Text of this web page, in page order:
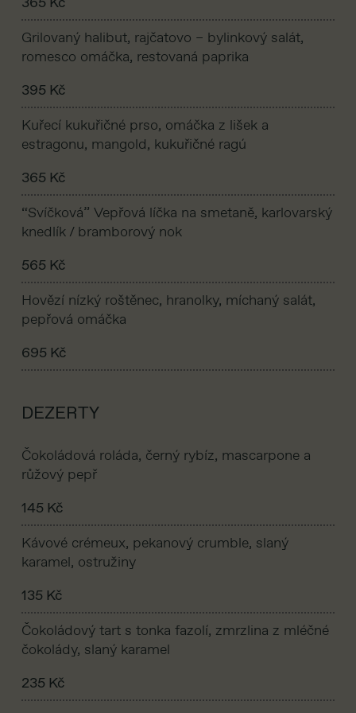
Grilovaný halibut, rajčatovo – bylinkový salát,
romesco omáčka, restovaná paprika
395 Kč
Kuřecí kukuřičné prso, omáčka z lišek a
estragonu, mangold, kukuřičné ragú
365 Kč
“Svíčková” Vepřová líčka na smetaně, karlovarský
knedlík / bramborový nok
565 Kč
Hovězí nízký roštěnec, hranolky, míchaný salát,
pepřová omáčka
695 Kč
DEZERTY
Čokoládová roláda, černý rybíz, mascarpone a
růžový pepř
145 Kč
Kávové crémeux, pekanový crumble, slaný
karamel, ostružiny
135 Kč
Čokoládový tart s tonka fazolí, zmrzlina z mléčné
čokolády, slaný karamel
235 Kč